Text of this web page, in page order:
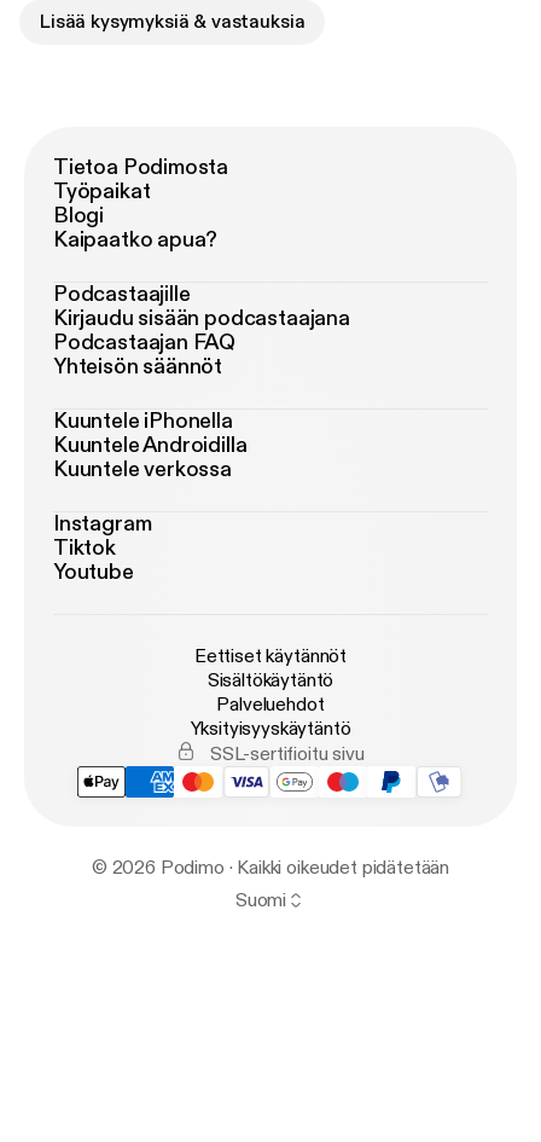
Lisää kysymyksiä & vastauksia
Tietoa Podimosta
Työpaikat
Blogi
Kaipaatko apua?
Podcastaajille
Kirjaudu sisään podcastaajana
Podcastaajan FAQ
Yhteisön säännöt
Kuuntele iPhonella
Kuuntele Androidilla
Kuuntele verkossa
Instagram
Tiktok
Youtube
Eettiset käytännöt
Sisältökäytäntö
Palveluehdot
Yksityisyyskäytäntö
SSL-sertifioitu sivu
© 2026 Podimo · Kaikki oikeudet pidätetään
Suomi